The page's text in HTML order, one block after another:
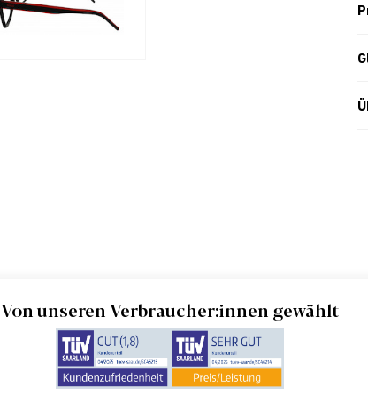
Von unseren Verbraucher:innen gewählt